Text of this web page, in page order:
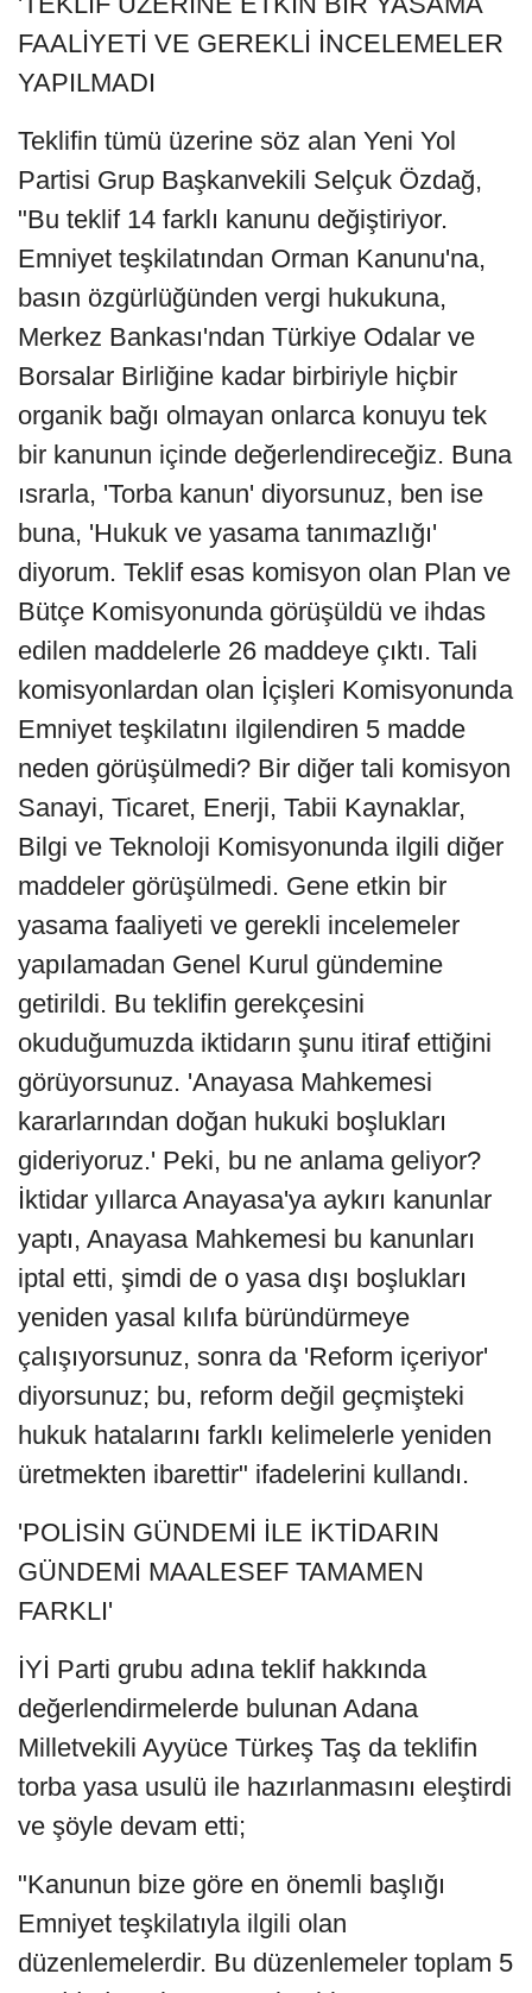
FAALİYETİ VE GEREKLİ İNCELEMELER
YAPILMADI
Teklifin tümü üzerine söz alan Yeni Yol
Partisi Grup Başkanvekili Selçuk Özdağ,
"Bu teklif 14 farklı kanunu değiştiriyor.
Emniyet teşkilatından Orman Kanunu'na,
basın özgürlüğünden vergi hukukuna,
Merkez Bankası'ndan Türkiye Odalar ve
Borsalar Birliğine kadar birbiriyle hiçbir
organik bağı olmayan onlarca konuyu tek
bir kanunun içinde değerlendireceğiz. Buna
ısrarla, 'Torba kanun' diyorsunuz, ben ise
buna, 'Hukuk ve yasama tanımazlığı'
diyorum. Teklif esas komisyon olan Plan ve
Bütçe Komisyonunda görüşüldü ve ihdas
edilen maddelerle 26 maddeye çıktı. Tali
komisyonlardan olan İçişleri Komisyonunda
Emniyet teşkilatını ilgilendiren 5 madde
neden görüşülmedi? Bir diğer tali komisyon
Sanayi, Ticaret, Enerji, Tabii Kaynaklar,
Bilgi ve Teknoloji Komisyonunda ilgili diğer
maddeler görüşülmedi. Gene etkin bir
yasama faaliyeti ve gerekli incelemeler
yapılamadan Genel Kurul gündemine
getirildi. Bu teklifin gerekçesini
okuduğumuzda iktidarın şunu itiraf ettiğini
görüyorsunuz. 'Anayasa Mahkemesi
kararlarından doğan hukuki boşlukları
gideriyoruz.' Peki, bu ne anlama geliyor?
İktidar yıllarca Anayasa'ya aykırı kanunlar
yaptı, Anayasa Mahkemesi bu kanunları
iptal etti, şimdi de o yasa dışı boşlukları
yeniden yasal kılıfa büründürmeye
çalışıyorsunuz, sonra da 'Reform içeriyor'
diyorsunuz; bu, reform değil geçmişteki
hukuk hatalarını farklı kelimelerle yeniden
üretmekten ibarettir" ifadelerini kullandı.
'POLİSİN GÜNDEMİ İLE İKTİDARIN
GÜNDEMİ MAALESEF TAMAMEN
FARKLI'
İYİ Parti grubu adına teklif hakkında
değerlendirmelerde bulunan Adana
Milletvekili Ayyüce Türkeş Taş da teklifin
torba yasa usulü ile hazırlanmasını eleştirdi
ve şöyle devam etti;
"Kanunun bize göre en önemli başlığı
Emniyet teşkilatıyla ilgili olan
düzenlemelerdir. Bu düzenlemeler toplam 5